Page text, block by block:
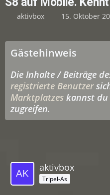
aktivbox 15. Oktober
Gästehinweis
Die Inhalte / Beiträge
registrierte Benutzer
Marktplatzes kannst du
zugreifen.
aktivbox
Tripel-As